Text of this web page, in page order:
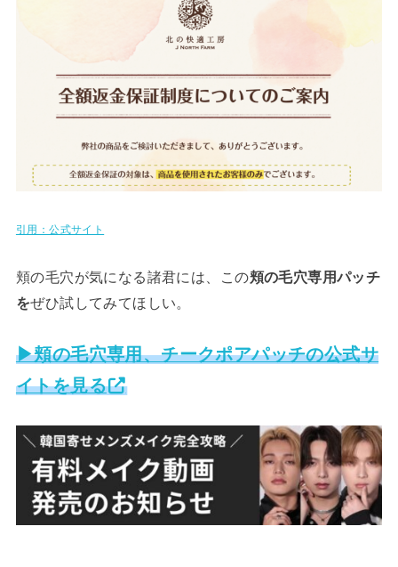
引用：公式サイト
頬の毛穴が気になる諸君には、この頬の毛穴専用パッチ
をぜひ試してみてほしい。
▶頬の毛穴専用、チークポアパッチの公式サ
イトを見る